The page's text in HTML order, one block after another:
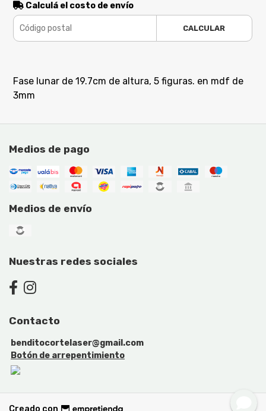
Calculá el costo de envío
CALCULAR
Fase lunar de 19.7cm de altura, 5 figuras. en mdf de
3mm
Medios de pago
Medios de envío
Nuestras redes sociales
Contacto
benditocortelaser@gmail.com
Botón de arrepentimiento